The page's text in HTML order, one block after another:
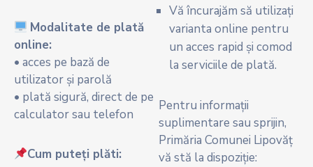
Modalitate de plată
online:
• acces pe bază de
utilizator și parolă
• plată sigură, direct de pe
calculator sau telefon
Cum puteți plăti:
Vă încurajăm să utilizați
varianta online pentru
un acces rapid și comod
la serviciile de plată.
Pentru informații
suplimentare sau sprijin,
Primăria Comunei Lipovăț
vă stă la dispoziție: